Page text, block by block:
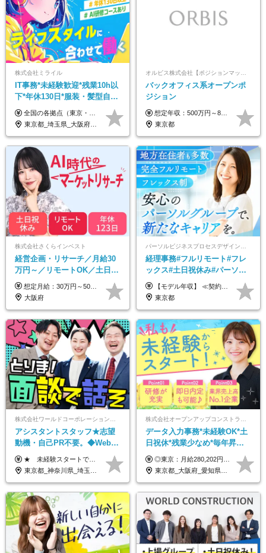
株式会社ミライル
IT事務*未経験歓迎*残業10h以
下*年休130日*服装・髪型自由
*AI研修あり*住宅手当あり*転
勤なし
全国の各拠点（東京・埼玉・新潟・福岡・大阪）で募集中！ 給与は以下の通り、勤務地により異なります。 新潟勤務の場合 201,000円〜201,000円（試用期間変更なし）＋賞与 東京・埼玉勤務の場合 225,000円〜250,000円（試用期間 220,000円）＋賞与 福岡勤務の場合 182,000円〜220,000円（試用期間182,000円）＋賞与 大阪勤務の場合 210,000円〜210,000円（試用期間変更なし）＋賞与 初年度想定年収：280～300万円 ※残業代は全額支給します（1分単位でお支払いします） ※試用期間6ヵ月。試用期間中でも条件変わらず。 ※土日祝含めた勤務可能な方は、土日手当10,000円（毎月）を別途支給。
東京都_埼玉県_大阪府_新潟県_福岡県
オルビス株式会社【ポジションマッチ登録】
バックオフィス系オープンポ
ジション
想定年収：500万円～800万円 ※ご経験やスキルに応じて決定します。 ※上記想定年収はあくまでも目安の金額であり、 選考を通じて上下する可能性があります。
東京都
株式会社さくらインベスト
経営企画・リサーチ／月給30
万円～／リモートOK／土日祝
休み／生成AIを活用できる方
歓迎
想定月給：30万円～50万円程度＋各種手当＋賞与年2回 ※想定年収：400万円～600万円 ※経験・能力等考慮の上、規定により優遇 ※上記月給には固定残業代を含みます。固定残業代は、時間外労働の有無に関わらず月10時間分（月2.2万円（月収30万円の場合）～3.6万円（月収50万円の場合））を支給し、超過分は追加で支給します ※試用期間2ヶ月（待遇に差異なし） 【固定残業代について】 固定残業10時間分（22,000円～36,000円）を含む ※超過分は別途全額支給
大阪府
経理事務#フルリモート#フレ
ックス#土日祝休み#パーソル
グループ#年休120日以上#正社
員登用あり#服装自由
【モデル年収】 ≪契約社員≫ 年収330万円 (基本給23万 ＋ 地区手当3万円 ＋ 賞与)：都内在住 年収264万円 (基本給21万 ＋ 賞与)：静岡県在住 --------------- ●月給21万円～28万9900円＋賞与（年2回）＋各種手当 ●1年目想定給与：年収264万円～364万円 ●経験やスキルに応じて優遇します！ ※お住まいの地域により0～3万円の地区手当を支給しております ※試用期間中（3ヶ月間）の雇用形態および待遇に差異はありません ※残業代については選考時に詳細をご説明します ※通算契約期間の上限は5年となります ≪アルバイト≫ ●時給1,250円～2,300円 ●経験やスキルに応じて優遇します！ ●ご希望に応じ、扶養内での勤務も可能です！ ※試用期間中の雇用形態および待遇に差異はありません
東京都
アシスタントスタッフ★志望
動機・自己PR不要。◆Web面
談OK◆完全週休2日◆年収700
万円可/p13
★ 未経験スタートでも月収40万円以上も目指せます！ ★ ★ 試用期間6か月あり／給与・待遇に変更なし ★ ＼パターン①orパターン②で給与形態の選択が可能／ ＜パターン①＞ 月給+交通費+（残業代は全額別途支給） 【首都圏・関東・北信越】 月給30.0万円以上 【関西】 月給27.5万円以上 【中部】 月給26.5万円以上 【東北】 月給24.5万円以上 【北海道】 月給24.0万円以上 【九州・中四国】 月給25.5万円以上 ＜パターン②＞ 月給（固定残業代20H含む）+交通費+賞与年2回+残業代 （※20H場合を超過した場合は全額別途支給） 【首都圏・関東・北信越】 月給25.0万円以上 【関 西・中部】 月給24.5万円以上 【東 北・北海道・九州・中四国】 月給23.5万円以上 ※上記給与には固定残業代（月20H分）を含みます 固定残業代は残業の有無に関わらず支給し、超過分は別途全額支給いたします ①②の給与形態はご本人様と相談の上、最終的に会社が決定いたします （内定時に通知） ■給与改定年1回 ■(※)賞与年2回（昨年度支給実績2回／頑張りを評価） (※)支給条件に規定あり
東京都_神奈川県_埼玉県_千葉県_大阪府_愛知県_北海道_青森県_岩手県_宮城県_秋田県_山形県_福島県_茨城県_栃木県_群馬県_新潟県_山梨県_長野県_富山県_石川県_福井県_静岡県_岐阜県_三重県_兵庫県_京都府_滋賀県_奈良県_和歌山県_広島県_岡山県_鳥取県_島根県_山口県_徳島県_香川県_愛媛県_高知県_福岡県_佐賀県_長崎県_大分県_宮崎県_鹿児島県_沖縄県
データ入力事務*未経験OK*土
日祝休*残業少なめ*毎年昇給
あり*面接1回*月収37万円可/o
◎東京：月給280,202円～402,430円 ◎大阪：月給269,824円～392,052円 ◎名古屋：月給285,967円～408,195円 ◎その他：月給265,212円～387,440円 ※試用期間3か月／待遇は研修期間中のみ変更あり （東京：23.9万円～、大阪：月給23.4万円～、名古屋：月給24.2万円～、その他：月給23.1万円～） ※固定残業代（配属後に支給）・一律手当を含む ※固定残業代は残業がない場合も支給し、超過分は別途支給する ※年齢、経験、能力を考慮し、支給額を決定します。
東京都_大阪府_愛知県_北海道_宮城県_新潟県_石川県_静岡県_広島県_福岡県_沖縄県